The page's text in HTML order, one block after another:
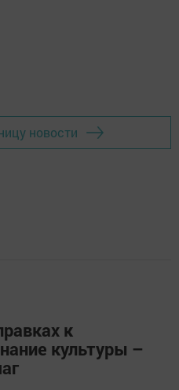
новости
к
культуры –